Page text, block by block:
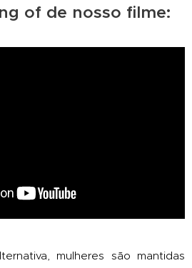
of de nosso filme:
mulheres são mantidas